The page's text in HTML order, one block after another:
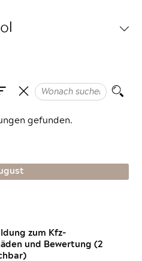
gefunden.
zum Kfz-
und Bewertung (2